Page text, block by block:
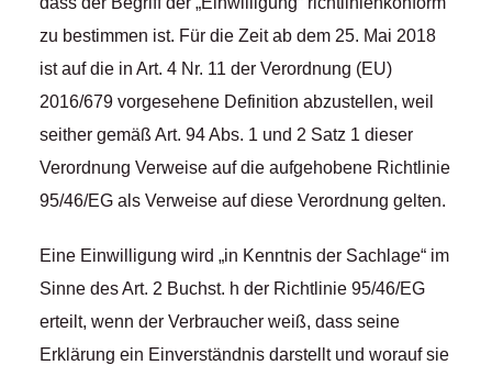
zu bestimmen ist. Für die Zeit ab dem 25. Mai 2018
ist auf die in Art. 4 Nr. 11 der Verordnung (EU)
2016/679 vorgesehene Definition abzustellen, weil
seither gemäß Art. 94 Abs. 1 und 2 Satz 1 dieser
Verordnung Verweise auf die aufgehobene Richtlinie
95/46/EG als Verweise auf diese Verordnung gelten.
Eine Einwilligung wird „in Kenntnis der Sachlage“ im
Sinne des Art. 2 Buchst. h der Richtlinie 95/46/EG
erteilt, wenn der Verbraucher weiß, dass seine
Erklärung ein Einverständnis darstellt und worauf sie